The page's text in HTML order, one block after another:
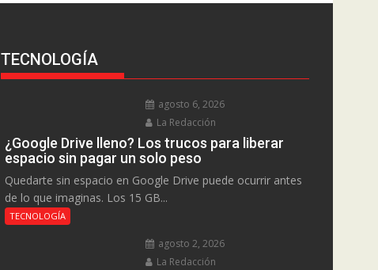
TECNOLOGÍA
agosto 6, 2026
La Redacción
¿Google Drive lleno? Los trucos para liberar
espacio sin pagar un solo peso
Quedarte sin espacio en Google Drive puede ocurrir antes
de lo que imaginas. Los 15 GB...
TECNOLOGÍA
agosto 2, 2026
La Redacción